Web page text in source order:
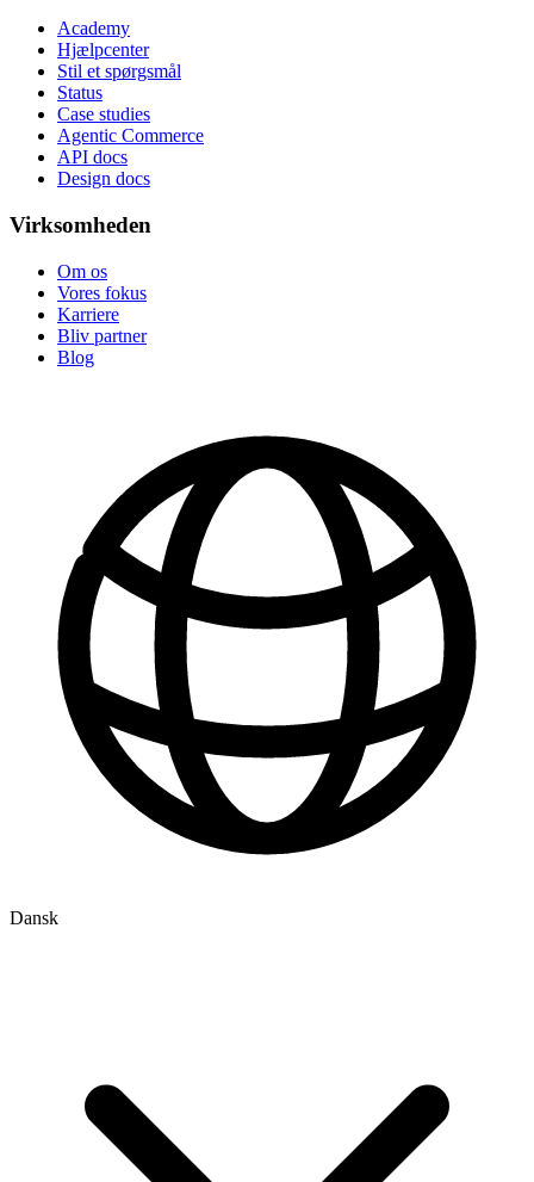
Academy
Hjælpcenter
Stil et spørgsmål
Status
Case studies
Agentic Commerce
API docs
Design docs
Virksomheden
Om os
Vores fokus
Karriere
Bliv partner
Blog
Dansk